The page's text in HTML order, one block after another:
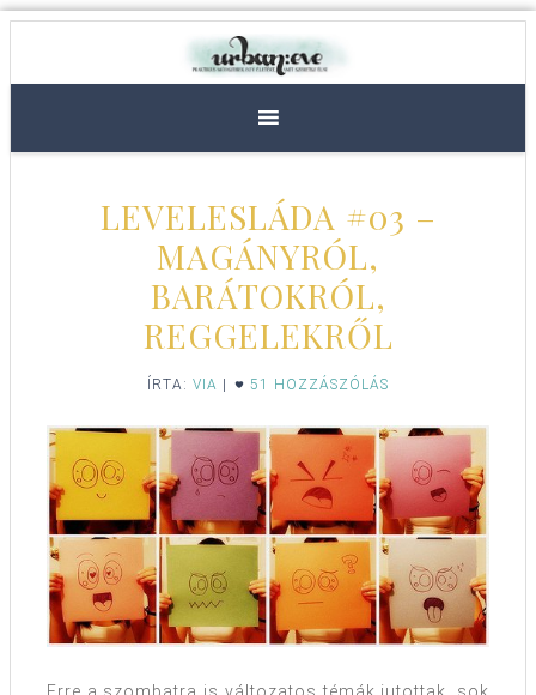
LEVELESLÁDA #03 –
MAGÁNYRÓL,
BARÁTOKRÓL,
REGGELEKRŐL
ÍRTA: VIA 51 HOZZÁSZÓLÁS